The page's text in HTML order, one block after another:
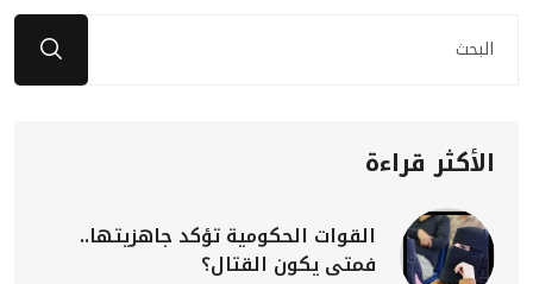
الأكثر قراءة
القوات الحكومية تؤكد جاهزيتها..
فمتى يكون القتال؟